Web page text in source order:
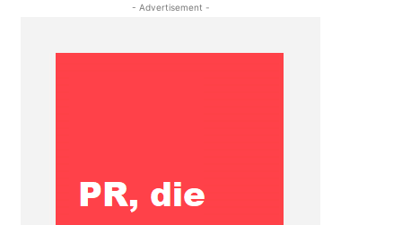
- Advertisement -